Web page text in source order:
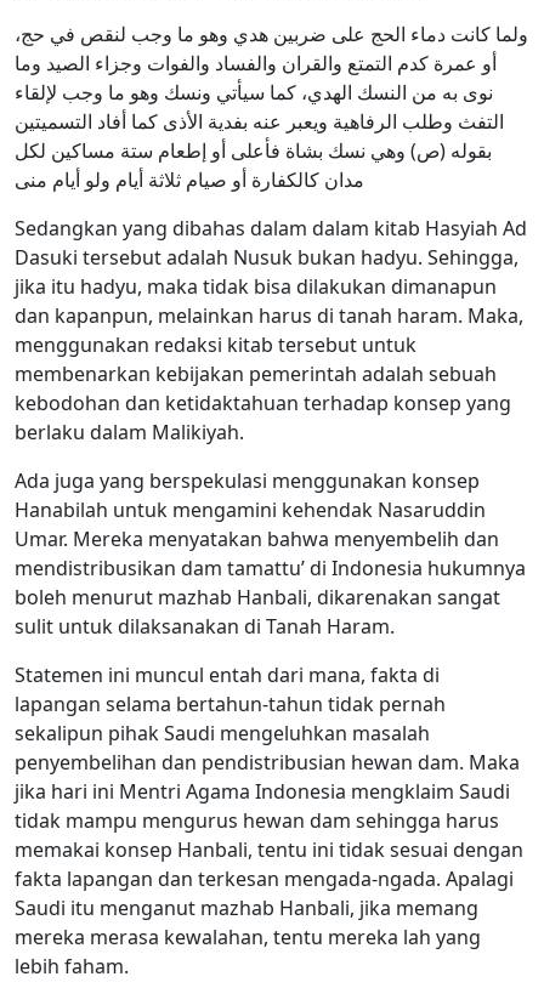
ولما كانت دماء الحج على ضربين هدي وهو ما وجب لنقص في حج،
أو عمرة كدم التمتع والقران والفساد والفوات وجزاء الصيد وما
نوى به من النسك الهدي، كما سيأتي ونسك وهو ما وجب لإلقاء
التفث وطلب الرفاهية ويعبر عنه بفدية الأذى كما أفاد التسميتين
بقوله (ص) وهي نسك بشاة فأعلى أو إطعام ستة مساكين لكل
مدان كالكفارة أو صيام ثلاثة أيام ولو أيام منى
Sedangkan yang dibahas dalam dalam kitab Hasyiah Ad
Dasuki tersebut adalah Nusuk bukan hadyu. Sehingga,
jika itu hadyu, maka tidak bisa dilakukan dimanapun
dan kapanpun, melainkan harus di tanah haram. Maka,
menggunakan redaksi kitab tersebut untuk
membenarkan kebijakan pemerintah adalah sebuah
kebodohan dan ketidaktahuan terhadap konsep yang
berlaku dalam Malikiyah.
Ada juga yang berspekulasi menggunakan konsep
Hanabilah untuk mengamini kehendak Nasaruddin
Umar. Mereka menyatakan bahwa menyembelih dan
mendistribusikan dam tamattu’ di Indonesia hukumnya
boleh menurut mazhab Hanbali, dikarenakan sangat
sulit untuk dilaksanakan di Tanah Haram.
Statemen ini muncul entah dari mana, fakta di
lapangan selama bertahun-tahun tidak pernah
sekalipun pihak Saudi mengeluhkan masalah
penyembelihan dan pendistribusian hewan dam. Maka
jika hari ini Mentri Agama Indonesia mengklaim Saudi
tidak mampu mengurus hewan dam sehingga harus
memakai konsep Hanbali, tentu ini tidak sesuai dengan
fakta lapangan dan terkesan mengada-ngada. Apalagi
Saudi itu menganut mazhab Hanbali, jika memang
mereka merasa kewalahan, tentu mereka lah yang
lebih faham.